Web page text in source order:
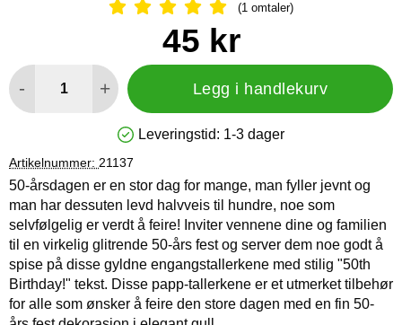
Vurdering: 5 Stjerne, Gå til alle
(1 omtaler)
Handle dette produktet, 50th Birthday Asjetter Gull
pris
45 kr
- + Legg i handlekurv
Produkttilgjengelighet: På lager
Leveringstid: 1-3 dager
Artikelnummer: 21137
50-årsdagen er en stor dag for mange, man fyller jevnt og
man har dessuten levd halvveis til hundre, noe som
selvfølgelig er verdt å feire! Inviter vennene dine og familien
til en virkelig glitrende 50-års fest og server dem noe godt å
spise på disse gyldne engangstallerkene med stilig "50th
Birthday!" tekst. Disse papp-tallerkene er et utmerket tilbehør
for alle som ønsker å feire den store dagen med en fin 50-